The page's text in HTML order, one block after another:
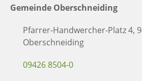
Gemeinde Oberschneiding
Pfarrer-Handwercher-Platz 4,
Oberschneiding
09426 8504-0